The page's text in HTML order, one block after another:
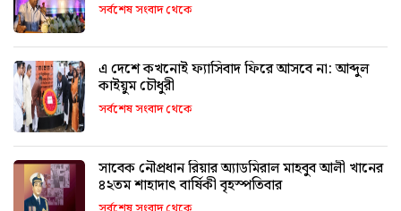
সর্বশেষ সংবাদ থেকে
এ দেশে কখনোই ফ্যাসিবাদ ফিরে আসবে না: আব্দুল
কাইয়ুম চৌধুরী
সর্বশেষ সংবাদ থেকে
সাবেক নৌপ্রধান রিয়ার অ্যাডমিরাল মাহবুব আলী খানের
৪২তম শাহাদাৎ বার্ষিকী বৃহস্পতিবার